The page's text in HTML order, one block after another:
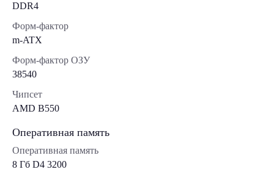
DDR4
Форм-фактор
m-ATX
Форм-фактор ОЗУ
38540
Чипсет
AMD B550
Оперативная память
Оперативная память
8 Гб D4 3200